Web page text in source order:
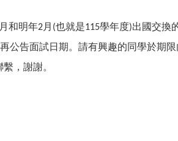
月和明年2月 (也就是115學年度)出國交換
再公告面試日期。請有興趣的同學於期
，謝謝。